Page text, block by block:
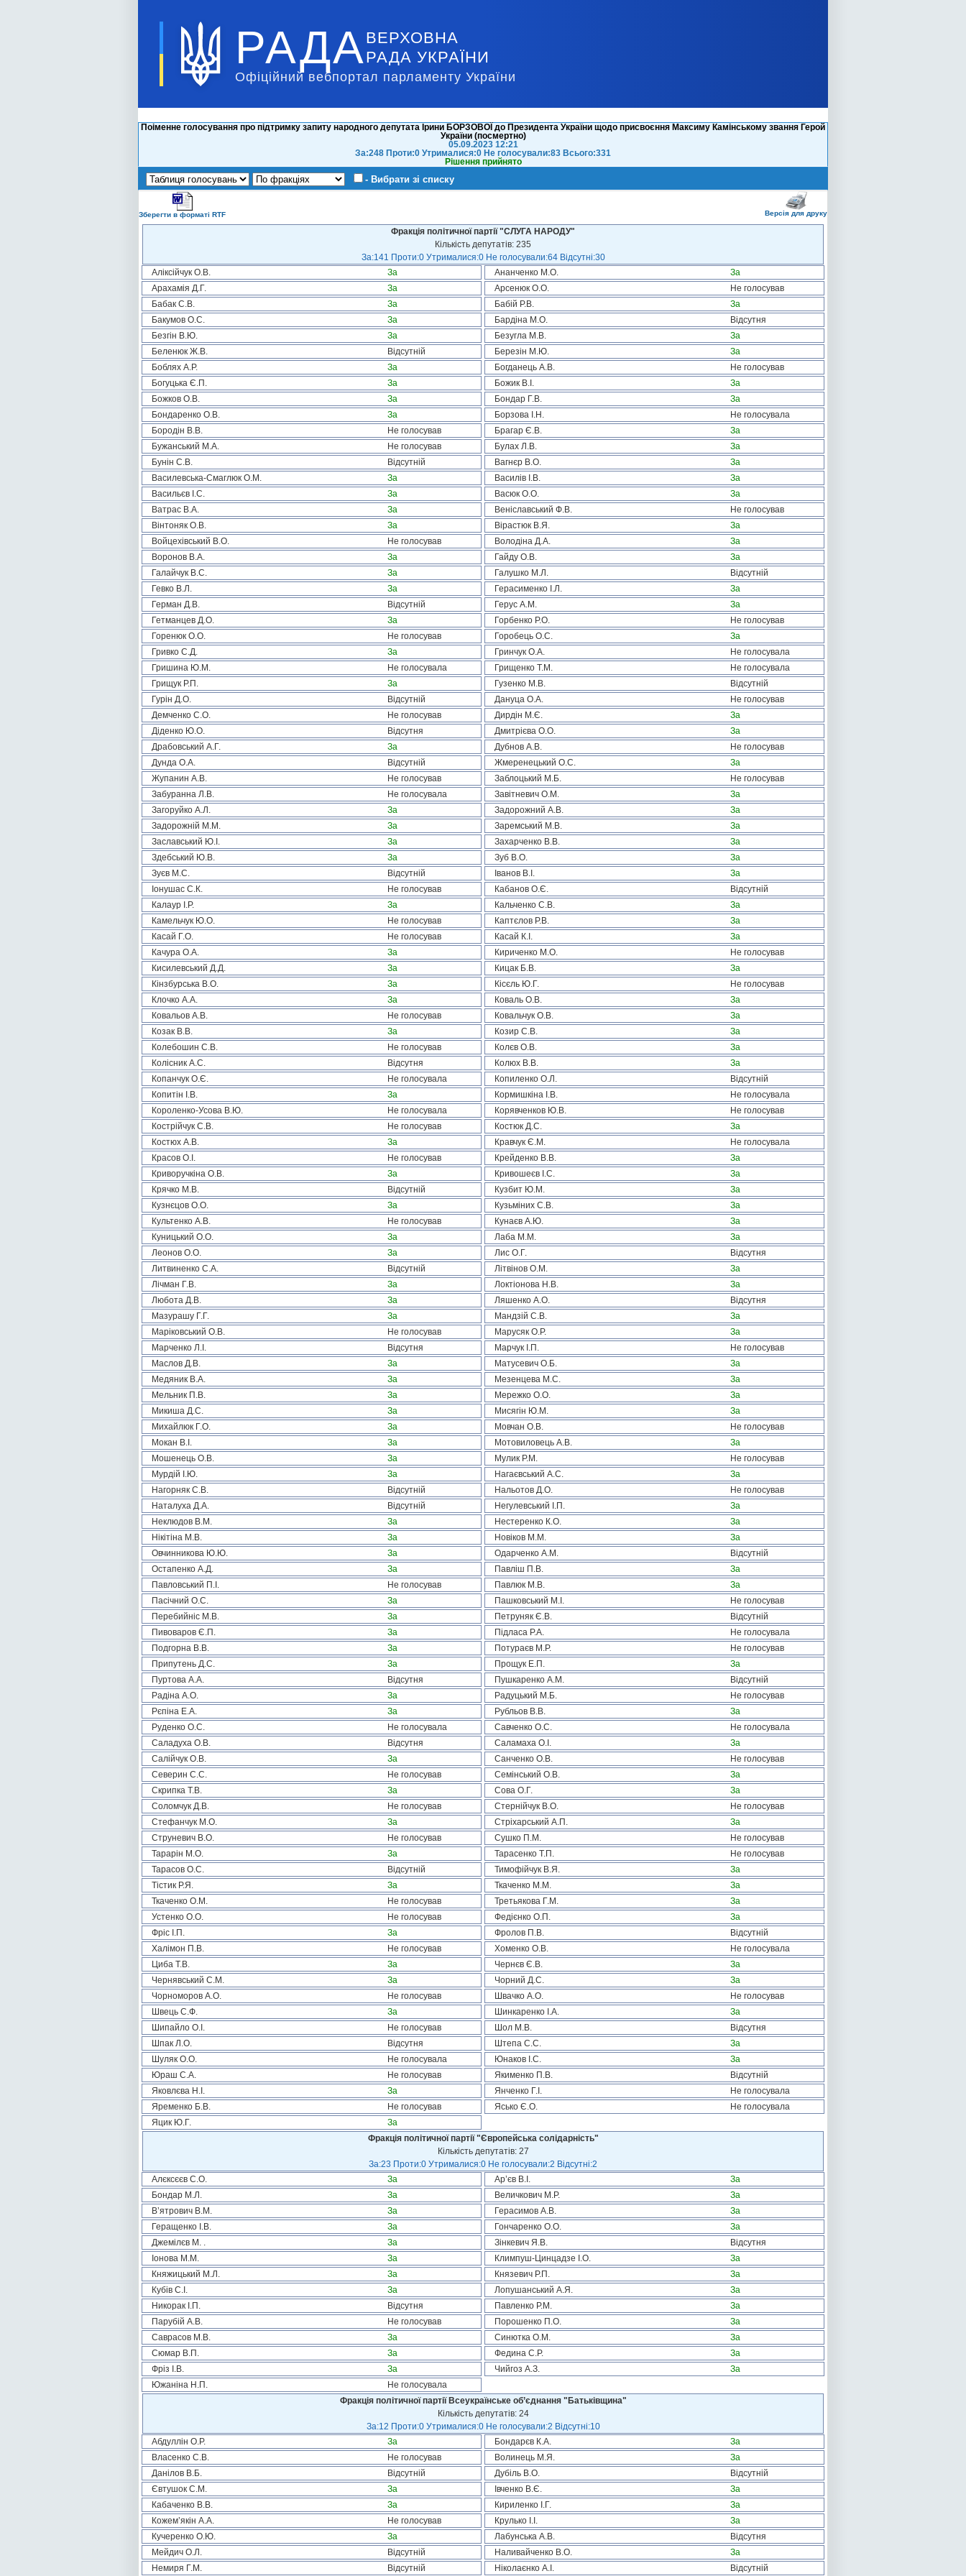
РАДА ВЕРХОВНА
РАДА УКРАЇНИ
Офіційний вебпортал парламенту України
Поіменне голосування про підтримку запиту народного депутата Ірини БОРЗОВОЇ до Президента України щодо присвоєння Максиму Камінському звання Герой
України (посмертно)
05.09.2023 12:21
За:248 Проти:0 Утрималися:0 Не голосували:83 Всього:331
Рішення прийнято
- Вибрати зі списку
Зберегти в форматі RTF Версія для друку
Фракція політичної партії "СЛУГА НАРОДУ"
Кількість депутатів: 235
За:141 Проти:0 Утрималися:0 Не голосували:64 Відсутні:30
Аліксійчук О.В.
За Ананченко М.О.
За
Арахамія Д.Г.
За Арсенюк О.О.
Не голосував
Бабак С.В.
За Бабій Р.В.
За
Бакумов О.С.
За Бардіна М.О.
Відсутня
Безгін В.Ю.
За Безугла М.В.
За
Беленюк Ж.В.
Відсутній Березін М.Ю.
За
Боблях А.Р.
За Богданець А.В.
Не голосував
Богуцька Є.П.
За Божик В.І.
За
Божков О.В.
За Бондар Г.В.
За
Бондаренко О.В.
За Борзова І.Н.
Не голосувала
Бородін В.В.
Не голосував Брагар Є.В.
За
Бужанський М.А.
Не голосував Булах Л.В.
За
Бунін С.В.
Відсутній Вагнєр В.О.
За
Василевська-Смаглюк О.М.
За Василів І.В.
За
Васильєв І.С.
За Васюк О.О.
За
Ватрас В.А.
За Веніславський Ф.В.
Не голосував
Вінтоняк О.В.
За Вірастюк В.Я.
За
Войцехівський В.О.
Не голосував Володіна Д.А.
За
Воронов В.А.
За Гайду О.В.
За
Галайчук В.С.
За Галушко М.Л.
Відсутній
Гевко В.Л.
За Герасименко І.Л.
За
Герман Д.В.
Відсутній Герус А.М.
За
Гетманцев Д.О.
За Горбенко Р.О.
Не голосував
Горенюк О.О.
Не голосував Горобець О.С.
За
Гривко С.Д.
За Гринчук О.А.
Не голосувала
Гришина Ю.М.
Не голосувала Грищенко Т.М.
Не голосувала
Грищук Р.П.
За Гузенко М.В.
Відсутній
Гурін Д.О.
Відсутній Дануца О.А.
Не голосував
Демченко С.О.
Не голосував Дирдін М.Є.
За
Діденко Ю.О.
Відсутня Дмитрієва О.О.
За
Драбовський А.Г.
За Дубнов А.В.
Не голосував
Дунда О.А.
Відсутній Жмеренецький О.С.
За
Жупанин А.В.
Не голосував Заблоцький М.Б.
Не голосував
Забуранна Л.В.
Не голосувала Завітневич О.М.
За
Загоруйко А.Л.
За Задорожний А.В.
За
Задорожній М.М.
За Заремський М.В.
За
Заславський Ю.І.
За Захарченко В.В.
За
Здебський Ю.В.
За Зуб В.О.
За
Зуєв М.С.
Відсутній Іванов В.І.
За
Іонушас С.К.
Не голосував Кабанов О.Є.
Відсутній
Калаур І.Р.
За Кальченко С.В.
За
Камельчук Ю.О.
Не голосував Каптєлов Р.В.
За
Касай Г.О.
Не голосував Касай К.І.
За
Качура О.А.
За Кириченко М.О.
Не голосував
Кисилевський Д.Д.
За Кицак Б.В.
За
Кінзбурська В.О.
За Кісєль Ю.Г.
Не голосував
Клочко А.А.
За Коваль О.В.
За
Ковальов А.В.
Не голосував Ковальчук О.В.
За
Козак В.В.
За Козир С.В.
За
Колебошин С.В.
Не голосував Колєв О.В.
За
Колісник А.С.
Відсутня Колюх В.В.
За
Копанчук О.Є.
Не голосувала Копиленко О.Л.
Відсутній
Копитін І.В.
За Кормишкіна І.В.
Не голосувала
Короленко-Усова В.Ю.
Не голосувала Корявченков Ю.В.
Не голосував
Кострійчук С.В.
Не голосував Костюк Д.С.
За
Костюх А.В.
За Кравчук Є.М.
Не голосувала
Красов О.І.
Не голосував Крейденко В.В.
За
Криворучкіна О.В.
За Кривошеєв І.С.
За
Крячко М.В.
Відсутній Кузбит Ю.М.
За
Кузнєцов О.О.
За Кузьміних С.В.
За
Культенко А.В.
Не голосував Кунаєв А.Ю.
За
Куницький О.О.
За Лаба М.М.
За
Леонов О.О.
За Лис О.Г.
Відсутня
Литвиненко С.А.
Відсутній Літвінов О.М.
За
Лічман Г.В.
За Локтіонова Н.В.
За
Любота Д.В.
За Ляшенко А.О.
Відсутня
Мазурашу Г.Г.
За Мандзій С.В.
За
Маріковський О.В.
Не голосував Марусяк О.Р.
За
Марченко Л.І.
Відсутня Марчук І.П.
Не голосував
Маслов Д.В.
За Матусевич О.Б.
За
Медяник В.А.
За Мезенцева М.С.
За
Мельник П.В.
За Мережко О.О.
За
Микиша Д.С.
За Мисягін Ю.М.
За
Михайлюк Г.О.
За Мовчан О.В.
Не голосував
Мокан В.І.
За Мотовиловець А.В.
За
Мошенець О.В.
За Мулик Р.М.
Не голосував
Мурдій І.Ю.
За Нагаєвський А.С.
За
Нагорняк С.В.
Відсутній Нальотов Д.О.
Не голосував
Наталуха Д.А.
Відсутній Негулевський І.П.
За
Неклюдов В.М.
За Нестеренко К.О.
За
Нікітіна М.В.
За Новіков М.М.
За
Овчинникова Ю.Ю.
За Одарченко А.М.
Відсутній
Остапенко А.Д.
За Павліш П.В.
За
Павловський П.І.
Не голосував Павлюк М.В.
За
Пасічний О.С.
За Пашковський М.І.
Не голосував
Перебийніс М.В.
За Петруняк Є.В.
Відсутній
Пивоваров Є.П.
За Підласа Р.А.
Не голосувала
Подгорна В.В.
За Потураєв М.Р.
Не голосував
Припутень Д.С.
За Прощук Е.П.
За
Пуртова А.А.
Відсутня Пушкаренко А.М.
Відсутній
Радіна А.О.
За Радуцький М.Б.
Не голосував
Рєпіна Е.А.
За Рубльов В.В.
За
Руденко О.С.
Не голосувала Савченко О.С.
Не голосувала
Саладуха О.В.
Відсутня Саламаха О.І.
За
Салійчук О.В.
За Санченко О.В.
Не голосував
Северин С.С.
Не голосував Семінський О.В.
За
Скрипка Т.В.
За Сова О.Г.
За
Соломчук Д.В.
Не голосував Стернійчук В.О.
Не голосував
Стефанчук М.О.
За Стріхарський А.П.
За
Струневич В.О.
Не голосував Сушко П.М.
Не голосував
Тарарін М.О.
За Тарасенко Т.П.
Не голосував
Тарасов О.С.
Відсутній Тимофійчук В.Я.
За
Тістик Р.Я.
За Ткаченко М.М.
За
Ткаченко О.М.
Не голосував Третьякова Г.М.
За
Устенко О.О.
Не голосував Федієнко О.П.
За
Фріс І.П.
За Фролов П.В.
Відсутній
Халімон П.В.
Не голосував Хоменко О.В.
Не голосувала
Циба Т.В.
За Чернєв Є.В.
За
Чернявський С.М.
За Чорний Д.С.
За
Чорноморов А.О.
Не голосував Швачко А.О.
Не голосував
Швець С.Ф.
За Шинкаренко І.А.
За
Шипайло О.І.
Не голосував Шол М.В.
Відсутня
Шпак Л.О.
Відсутня Штепа С.С.
За
Шуляк О.О.
Не голосувала Юнаков І.С.
За
Юраш С.А.
Не голосував Якименко П.В.
Відсутній
Яковлєва Н.І.
За Янченко Г.І.
Не голосувала
Яременко Б.В.
Не голосував Ясько Є.О.
Не голосувала
Яцик Ю.Г.
За
Фракція політичної партії "Європейська солідарність"
Кількість депутатів: 27
За:23 Проти:0 Утрималися:0 Не голосували:2 Відсутні:2
Алєксєєв С.О.
За Ар’єв В.І.
За
Бондар М.Л.
За Величкович М.Р.
За
В’ятрович В.М.
За Герасимов А.В.
За
Геращенко І.В.
За Гончаренко О.О.
За
Джемілєв М. .
За Зінкевич Я.В.
Відсутня
Іонова М.М.
За Климпуш-Цинцадзе І.О.
За
Княжицький М.Л.
За Князевич Р.П.
За
Кубів С.І.
За Лопушанський А.Я.
За
Никорак І.П.
Відсутня Павленко Р.М.
За
Парубій А.В.
Не голосував Порошенко П.О.
За
Саврасов М.В.
За Синютка О.М.
За
Сюмар В.П.
За Федина С.Р.
За
Фріз І.В.
За Чийгоз А.З.
За
Южаніна Н.П.
Не голосувала
Фракція політичної партії Всеукраїнське об’єднання "Батьківщина"
Кількість депутатів: 24
За:12 Проти:0 Утрималися:0 Не голосували:2 Відсутні:10
Абдуллін О.Р.
За Бондарєв К.А.
За
Власенко С.В.
Не голосував Волинець М.Я.
За
Данілов В.Б.
Відсутній Дубіль В.О.
Відсутній
Євтушок С.М.
За Івченко В.Є.
За
Кабаченко В.В.
За Кириленко І.Г.
За
Кожем’якін А.А.
Не голосував Крулько І.І.
За
Кучеренко О.Ю.
За Лабунська А.В.
Відсутня
Мейдич О.Л.
Відсутній Наливайченко В.О.
За
Немиря Г.М.
Відсутній Ніколаєнко А.І. Відсутній